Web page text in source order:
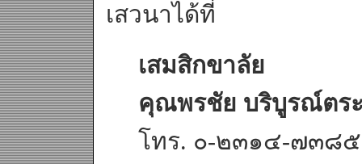
เสวนาได้ที่
เสมสิกขาลัย
คุณพรชัย บริบูรณ์ตร
โทร. ๐-๒๓๑๔-๗๓๘๕